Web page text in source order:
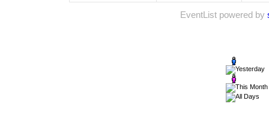
EventList powered by